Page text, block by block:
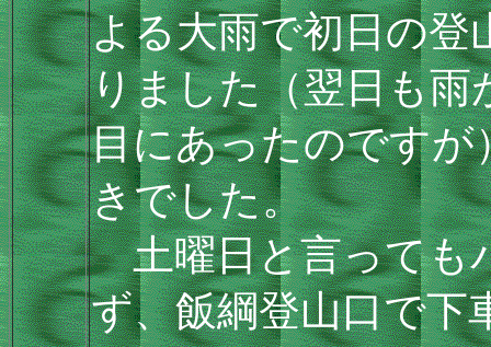
よる大雨で初日の登
りました（翌日も
目にあったのですが
きでした。
土曜日と言っても
ず、飯綱登山口で下